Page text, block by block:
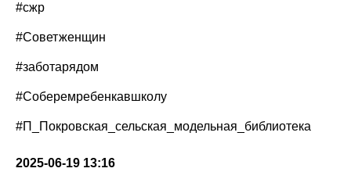
#сжр
#Советженщин
#заботарядом
#Соберемребенкавшколу
#П_Покровская_сельская_модельная_библиотека
2025-06-19 13:16